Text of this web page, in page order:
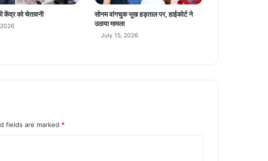
केंद्र को चेतावनी
सोनम वांगचुक भूख हड़ताल पर, हाईकोर्ट ने
उठाया मामला
July 15, 2026
fields are marked *